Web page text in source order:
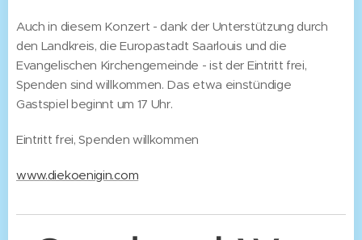
Auch in diesem Konzert - dank der Unterstützung durch
den Landkreis, die Europastadt Saarlouis und die
Evangelischen Kirchengemeinde - ist der Eintritt frei,
Spenden sind willkommen. Das etwa einstündige
Gastspiel beginnt um 17 Uhr.
Eintritt frei, Spenden willkommen
www.diekoenigin.com